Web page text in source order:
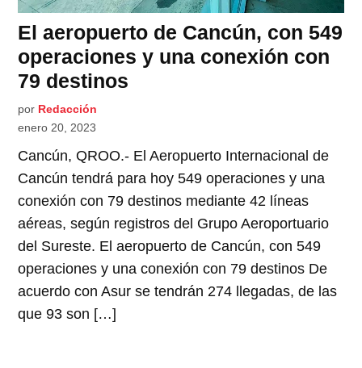
El aeropuerto de Cancún, con 549
operaciones y una conexión con
79 destinos
por Redacción
enero 20, 2023
Cancún, QROO.- El Aeropuerto Internacional de
Cancún tendrá para hoy 549 operaciones y una
conexión con 79 destinos mediante 42 líneas
aéreas, según registros del Grupo Aeroportuario
del Sureste. El aeropuerto de Cancún, con 549
operaciones y una conexión con 79 destinos De
acuerdo con Asur se tendrán 274 llegadas, de las
que 93 son […]